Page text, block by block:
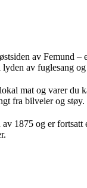
av Femund
av fuglesang og
mat og varer du
fra bilveier og støy.
1875 og er